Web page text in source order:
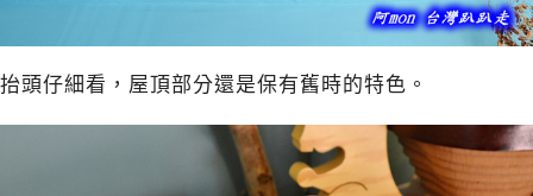
抬頭仔細看，屋頂部分還是保有舊時的特色。